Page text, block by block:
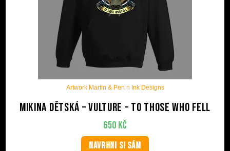
Artwork Martin & Pen n Ink Designs
Mikina dětská – Vulture – To Those Who Fell
650 Kč
NAVRHNI SI SÁM